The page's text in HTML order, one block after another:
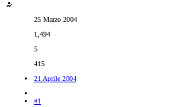
25 Marzo 2004
1,494
5
415
21 Aprile 2004
#1